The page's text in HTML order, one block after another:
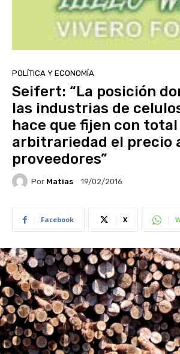
POLÍTICA Y ECONOMÍA
Seifert: “La posición
las industrias de
hace que fijen con total
arbitrariedad el precio
proveedores”
Por Matias 19/02/2016
Facebook X